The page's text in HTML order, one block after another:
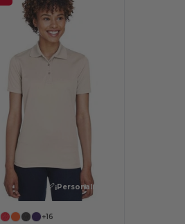
¡Personalízalo!
+16